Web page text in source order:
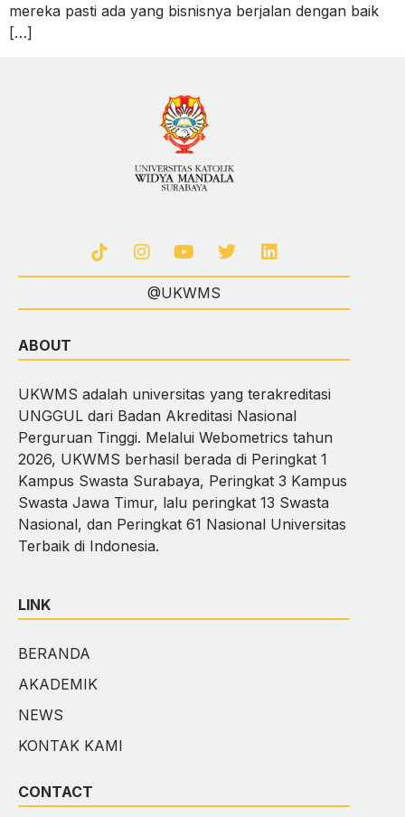
mereka pasti ada yang bisnisnya berjalan dengan baik
[…]
@UKWMS
ABOUT
UKWMS adalah universitas yang terakreditasi
UNGGUL dari Badan Akreditasi Nasional
Perguruan Tinggi. Melalui Webometrics tahun
2026, UKWMS berhasil berada di Peringkat 1
Kampus Swasta Surabaya, Peringkat 3 Kampus
Swasta Jawa Timur, lalu peringkat 13 Swasta
Nasional, dan Peringkat 61 Nasional Universitas
Terbaik di Indonesia.
LINK
BERANDA
AKADEMIK
NEWS
KONTAK KAMI
CONTACT